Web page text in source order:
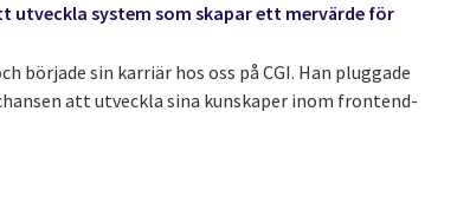
utveckla system som skapar ett mervärde för
började sin karriär hos oss på CGI. Han pluggade
att utveckla sina kunskaper inom frontend-